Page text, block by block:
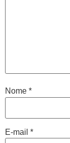
Nome *
E-mail *